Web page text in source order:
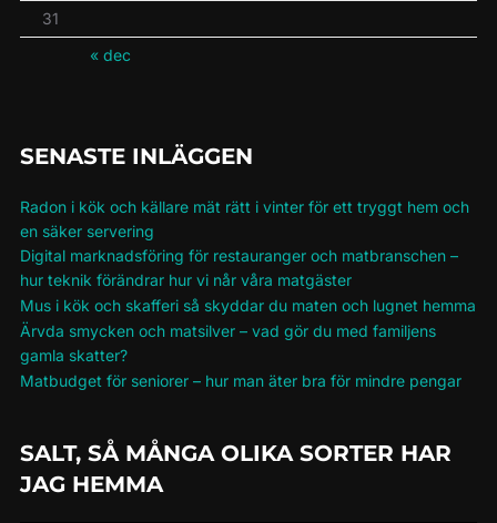
31
« dec
SENASTE INLÄGGEN
Radon i kök och källare mät rätt i vinter för ett tryggt hem och
en säker servering
Digital marknadsföring för restauranger och matbranschen –
hur teknik förändrar hur vi når våra matgäster
Mus i kök och skafferi så skyddar du maten och lugnet hemma
Ärvda smycken och matsilver – vad gör du med familjens
gamla skatter?
Matbudget för seniorer – hur man äter bra för mindre pengar
SALT, SÅ MÅNGA OLIKA SORTER HAR
JAG HEMMA